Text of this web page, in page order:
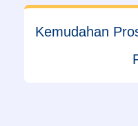
Kemudahan